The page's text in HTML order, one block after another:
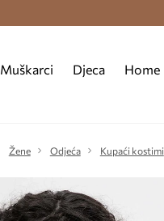
Muškarci Djeca Home
Žene Odjeća Kupaći kostimi